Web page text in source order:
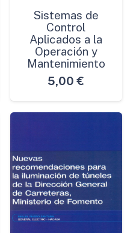
Sistemas de
Control
Aplicados a la
Operación y
Mantenimiento
5,00 €